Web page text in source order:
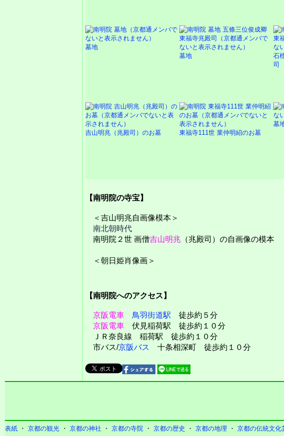
墓地
墓地
石
司
吉山明兆（兆殿司）のお墓 東福寺111世 業仲明紹のお墓
墓
【南明院の寺宝】
＜吉山明兆自画像模本＞
南北朝時代
南明院２世 画僧吉山明兆 （兆殿司）の自画像の模本
＜朝日姫肖像画＞
【南明院へのアクセス】
京阪電車 鳥羽街道駅 徒歩約５分
京阪電車 伏見稲荷駅 徒歩約１０分
ＪＲ奈良線 稲荷駅 徒歩約１０分
市バス/京阪バス 十条相深町 徒歩約１０分
表紙 ・ 京都の観光 ・ 京都の神社 ・ 京都の寺院 ・ 京都の歴史 ・ 京都の地理 ・ 京都の伝統文化